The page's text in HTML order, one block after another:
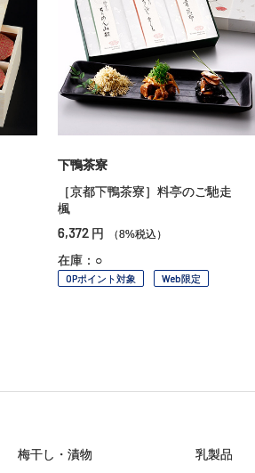
下鴨茶寮
［京都下鴨茶寮］料亭のご馳走
楓
6,372 円 （8%税込）
在庫：○
OPポイント対象 Web限定
梅干し・漬物 乳製品